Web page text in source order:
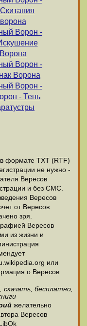
ворона
Ворон -
Ворона
Ворон -
Ворона
Ворон -
- Тень
в формате ТХТ (RTF)
не нужно -
Вересов
и без СМС.
Вересов
от Вересов
зря.
Вересов
из жизни и
или
о Вересов
скачать, бесплатно,
желательно
Вересов